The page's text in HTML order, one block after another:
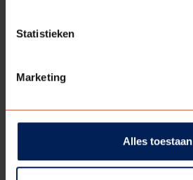
Statistieken
Marketing
Alles toestaan